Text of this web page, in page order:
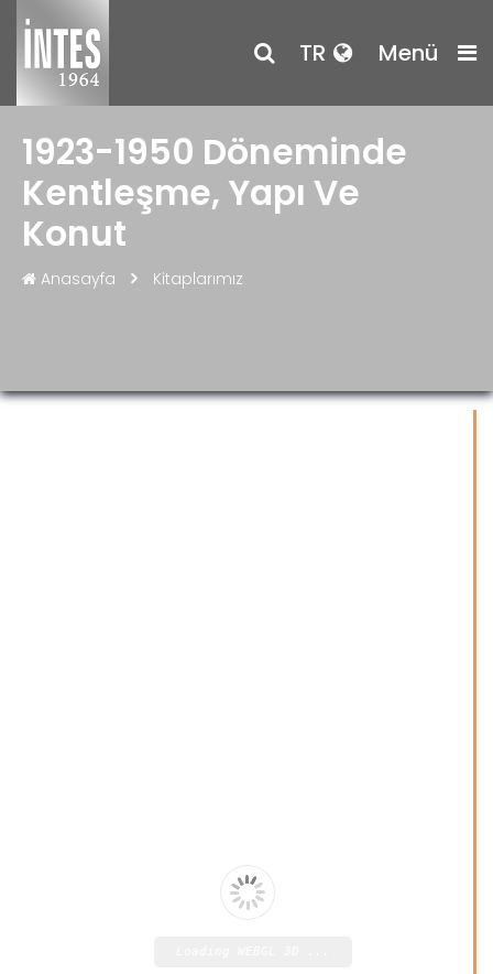
TR Menü
1923-1950 Döneminde
Kentleşme, Yapı Ve
Konut
Anasayfa Kitaplarımız